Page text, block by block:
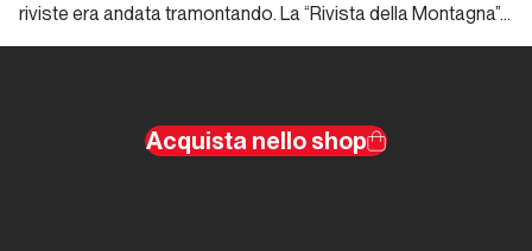
Dalla
riviste era andata tramontando. La “Rivista della Montagna”…
Acquista nello shop